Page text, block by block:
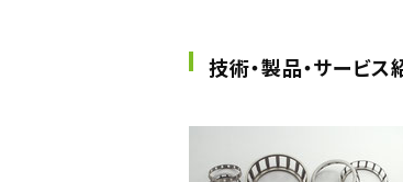
技術・製品・サービス